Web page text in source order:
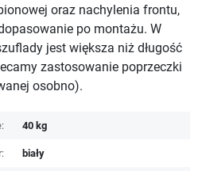
oraz nachylenia frontu,
po montażu. W
jest większa niż długość
zastosowanie poprzeczki
osobno).
40 kg
biały